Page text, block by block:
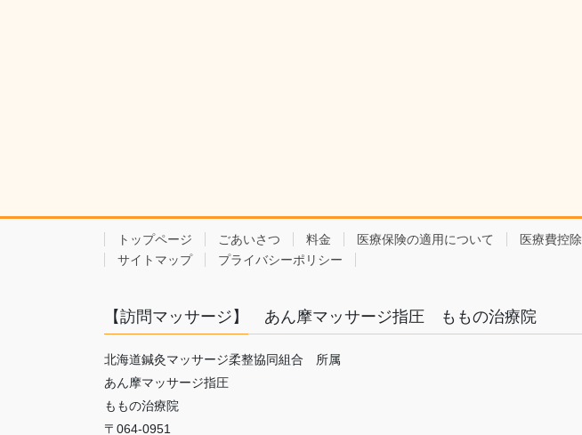
トップページ ごあいさつ 料金 医療保険の適用について 医療費控除
サイトマップ
プライバシーポリシー
【訪問マッサージ】 あん摩マッサージ指圧 ももの治療院
北海道鍼灸マッサージ柔整協同組合 所属
あん摩マッサージ指圧
ももの治療院
〒064-0951